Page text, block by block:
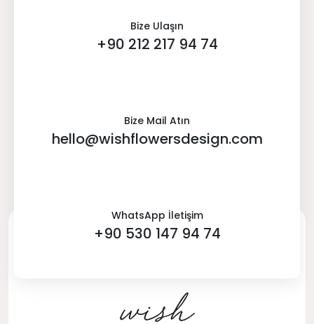
Bize Ulaşın
+90 212 217 94 74
Bize Mail Atın
hello@wishflowersdesign.com
WhatsApp İletişim
+90 530 147 94 74